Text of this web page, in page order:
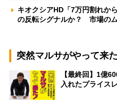
キオクシアHD「7万円割れか
の反転シグナルか？ 市場の
突然マルサがやって来た
【最終回】1億
入れたプライス